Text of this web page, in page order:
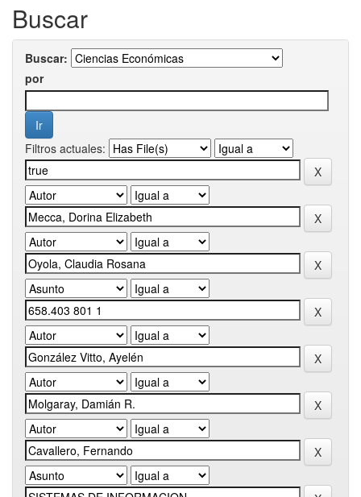
Buscar
Buscar:
por
Filtros actuales: